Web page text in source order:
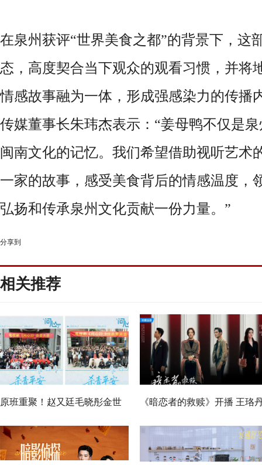
在泉州获评“世界美食之都”的背景下，这
态，高度契合当下观众的观看习惯，并将
情感故事融为一体，形成强感染力的传播
传媒董事长朱玮杰表示：“姜母鸭不仅是
闽南文化的记忆。我们希望借助视听艺术
一家的故事，感受美食背后的情感温度，
弘扬和传承泉州文化贡献一份力量。 ”
分享到
相关推荐
原班重聚！赵又廷毛晓彤金世
佳《问心2》杀青，医心焕新
《暗恋者的救赎》开播 王珞
袁弘黄宗泽蒋欣开启高端假面
真心局